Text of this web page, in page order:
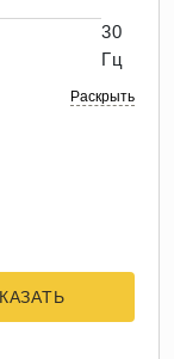
30
Гц
Раскрыть